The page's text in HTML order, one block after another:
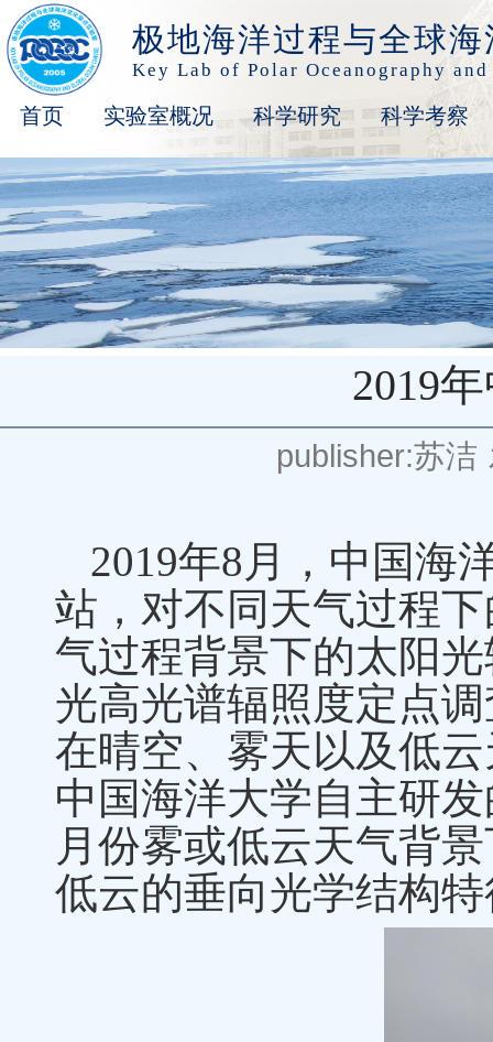
极地海洋过程与全球
Key Lab of Polar Oceanography
首页 实验室概况 科学研究 科学考察
2019
publisher:苏洁
2019年8 月，中国海
站，对不同天气过程
气过程背景下的太阳
光高光谱辐照度定点
在晴空、雾天以及低
中国海洋大学自主研
月份雾或低云天气背
低云的垂向光学结构